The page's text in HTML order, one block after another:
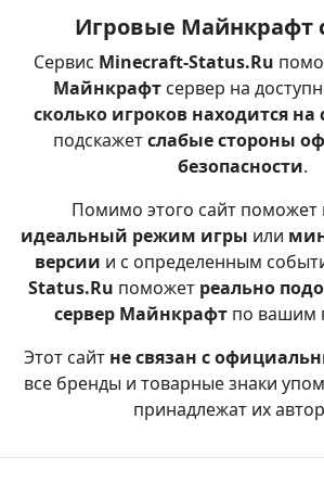
Игровые Майнкрафт
Сервис Minecraft-Status.Ru
Майнкрафтсервер на
сколько игроков находится на
подскажетслабые стороны
безопасности.
Помимо этого сайт поможет
идеальный режим игры или
версии и с определенным
Status.Ru поможет реально
сервер Майнкрафт по вашим
Этот сайт не связан с
все бренды и товарные знаки
принадлежат их